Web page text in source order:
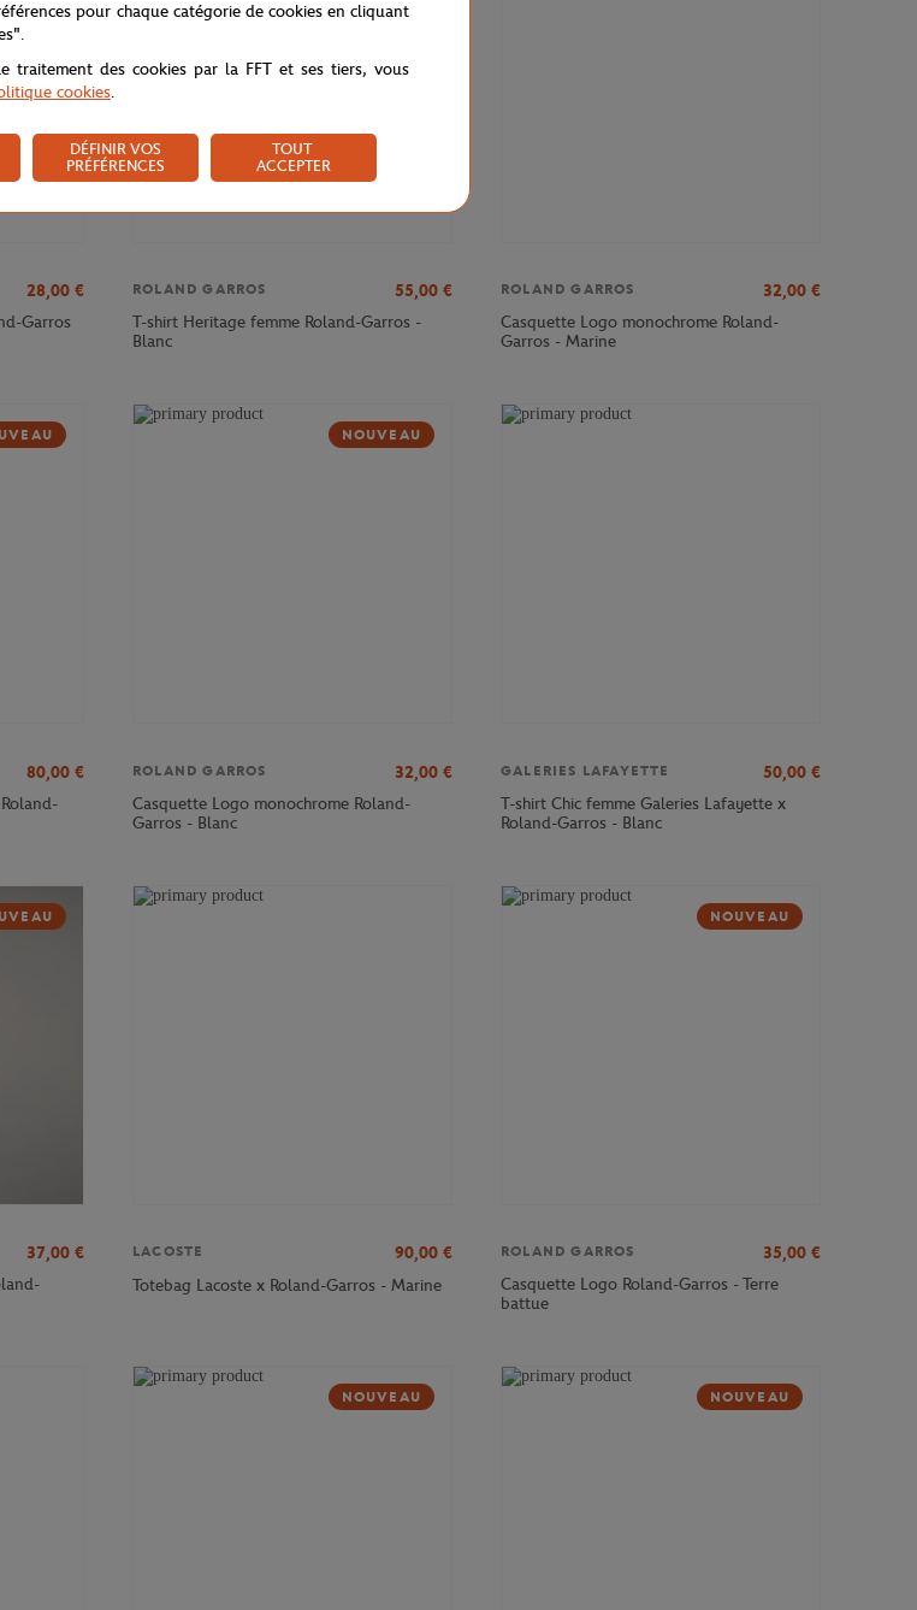
28,00 €
Garros
ROLAND GARROS 55,00 €
T-shirt Heritage femme Roland-Garros -
Blanc
ROLAND GARROS 32,00 €
Casquette Logo monochrome Roland-
Garros - Marine
80,00 €
NOUVEAU
ROLAND GARROS 32,00 €
Casquette Logo monochrome Roland-
Garros - Blanc
GALERIES LAFAYETTE 50,00 €
T-shirt Chic femme Galeries Lafayette x
Roland-Garros - Blanc
37,00 €
LACOSTE 90,00 €
Totebag Lacoste x Roland-Garros - Marine
NOUVEAU
ROLAND GARROS 35,00 €
Casquette Logo Roland-Garros - Terre
battue
NOUVEAU NOUVEAU
pour chaque catégorie de cookies en cliquant
traitement des cookies par la FFT et ses tiers, vous
cookies.
DÉFINIR VOS
PRÉFÉRENCES
TOUT
ACCEPTER